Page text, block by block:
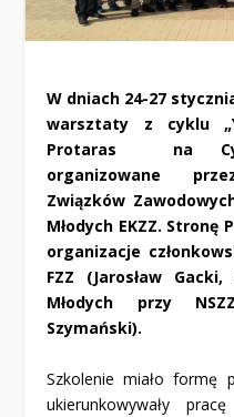
W dniach 24-27
warsztaty z cyklu
Protaras na
organizowane
Związków
Młodych EKZZ. Stronę
organizacje
FZZ (Jarosław
Młodych przy
Szymański).
Szkolenie miało formę
ukierunkowywały